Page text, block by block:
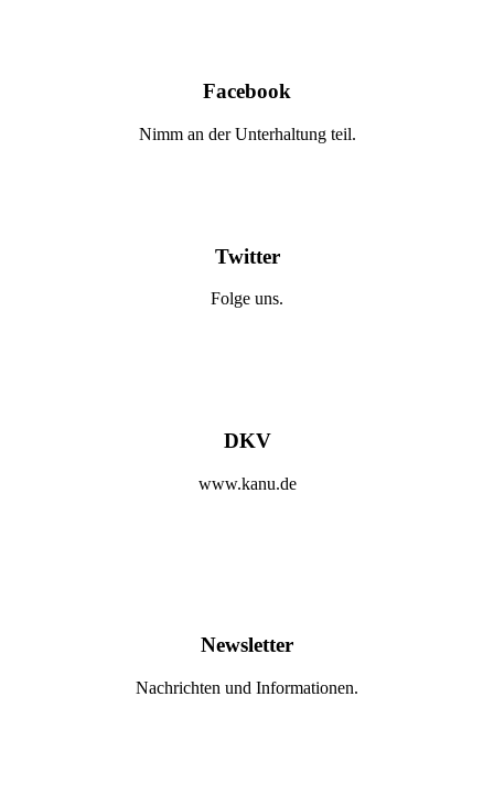
Facebook
Nimm an der Unterhaltung teil.
Twitter
Folge uns.
DKV
www.kanu.de
Newsletter
Nachrichten und Informationen.